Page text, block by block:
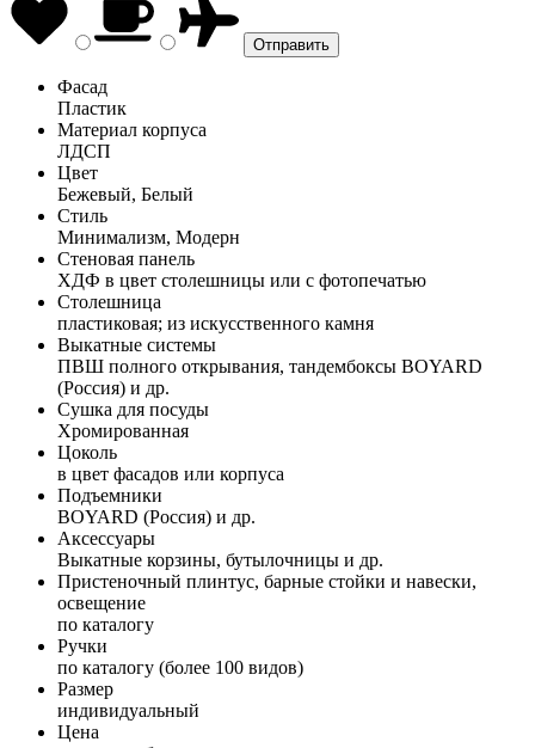
Фасад
Пластик
Материал корпуса
ЛДСП
Цвет
Бежевый, Белый
Стиль
Минимализм, Модерн
Стеновая панель
ХДФ в цвет столешницы или с фотопечатью
Столешница
пластиковая; из искусственного камня
Выкатные системы
ПВШ полного открывания, тандембоксы BOYARD
(Россия) и др.
Сушка для посуды
Хромированная
Цоколь
в цвет фасадов или корпуса
Подъемники
BOYARD (Россия) и др.
Аксессуары
Выкатные корзины, бутылочницы и др.
Пристеночный плинтус, барные стойки и навески,
освещение
по каталогу
Ручки
по каталогу (более 100 видов)
Размер
индивидуальный
Цена